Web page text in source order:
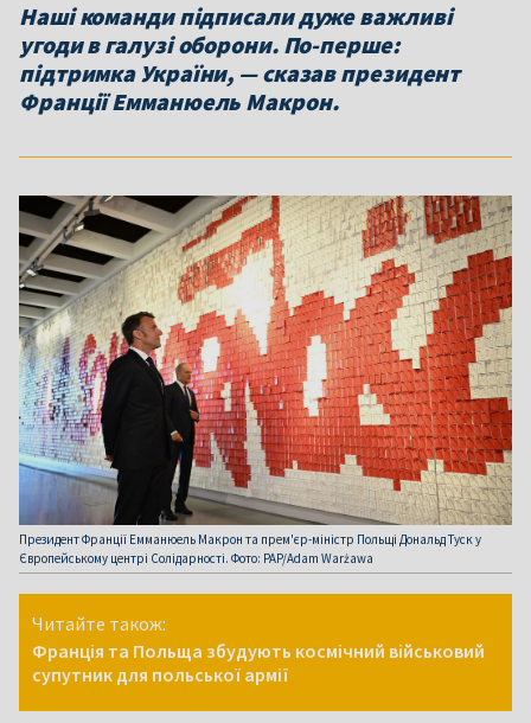
Наші команди підписали дуже важливі
угоди в галузі оборони. По-перше:
підтримка України, — сказав президент
Франції Емманюель Макрон.
Президент Франції Емманюель Макрон та прем'єр-міністр Польщі Дональд Туск у
Європейському центрі Солідарності. Фото: PAP/Adam Warżawa
Читайте також:
Франція та Польща збудують космічний військовий
супутник для польської армії